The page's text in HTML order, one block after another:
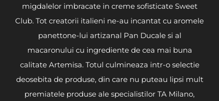
migdalelor imbracate in creme sofisticate Sweet
Club. Tot creatorii italieni ne-au incantat cu aromele
panettone-lui artizanal Pan Ducale si al
macaronului cu ingrediente de cea mai buna
calitate Artemisa. Totul culmineaza intr-o selectie
deosebita de produse, din care nu puteau lipsi mult
premiatele produse ale specialistilor TA Milano,